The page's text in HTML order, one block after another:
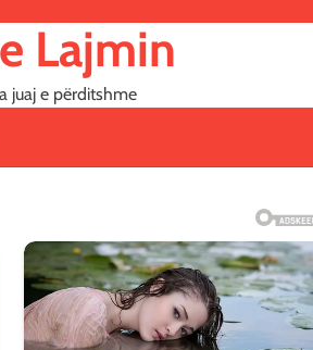
Lajmin
juaj e përditshme